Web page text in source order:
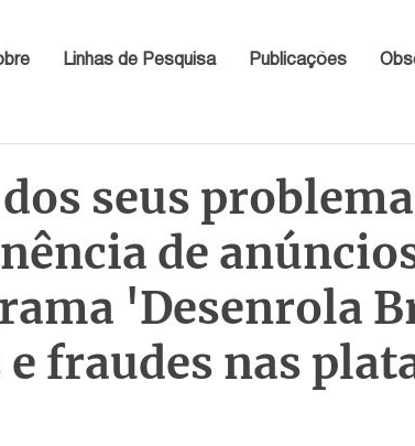
Linhas de Pesquisa Publicações
dos seus
de
'Desenrola
e fraudes nas